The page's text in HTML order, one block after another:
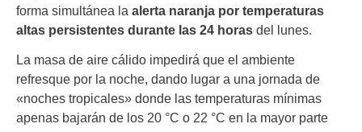
forma simultánea la alerta naranja por temperaturas
altas persistentes durante las 24 horas del lunes.
La masa de aire cálido impedirá que el ambiente
refresque por la noche, dando lugar a una jornada de
«noches tropicales» donde las temperaturas mínimas
apenas bajarán de los 20 °C o 22 °C en la mayor parte